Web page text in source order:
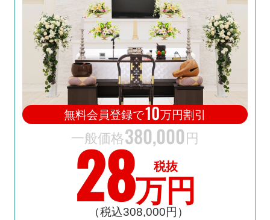
無料会員登録で10万円割引
一般価格380,000 円
28万円
税抜
（税込308,000円）